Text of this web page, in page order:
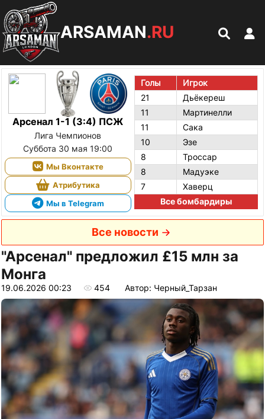
ARSAMAN.RU
Арсенал 1-1 (3:4) ПСЖ
Лига Чемпионов
Суббота 30 мая 19:00
Мы Вконтакте
Атрибутика
Мы в Telegram
Голы
Игрок
21
Дьёкереш
11
Мартинелли
11
Сака
10
Эзе
8
Троссар
8
Мадуэке
7
Хаверц
Все бомбардиры
Все новости
"Арсенал" предложил £15 млн за
Монга
19.06.2026 00:23 454 Автор: Черный_Тарзан